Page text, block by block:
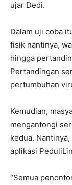
ujar Dedi.
Dalam uji coba
fisik nantinya,
hingga
Pertandingan
pertumbuhan
Kemudian,
mengantongi
kedua.
aplikasi
“Semua